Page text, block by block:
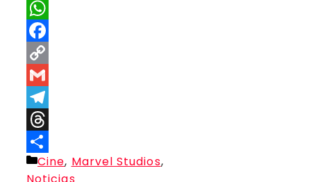
X
WhatsApp
Facebook
Copy
Link
Gmail
Telegram
Threads
Compartir
Categorías
Cine, Marvel Studios,